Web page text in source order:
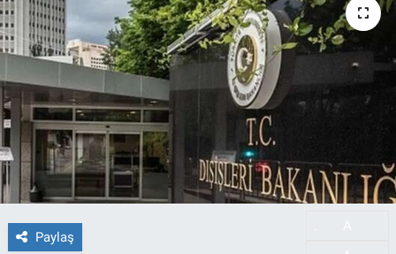
Paylaş
İletişim
Künye
Tüm Manşetler
Son Dakika Haberleri
Haber Arşivi